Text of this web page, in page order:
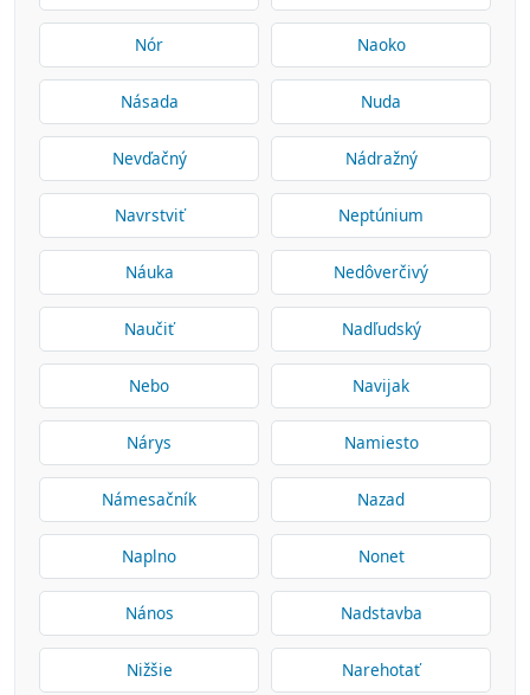
Nór Naoko
Násada Nuda
Nevďačný Nádražný
Navrstviť Neptúnium
Náuka Nedôverčivý
Naučiť Nadľudský
Nebo Navijak
Nárys Namiesto
Námesačník Nazad
Naplno Nonet
Nános Nadstavba
Nižšie Narehotať